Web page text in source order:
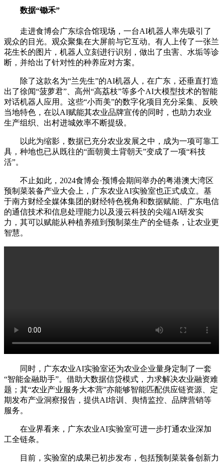
数据“锄禾”
走进食博会广东综合馆现场，一台AI机器人率先吸引了
观众的目光。观众聚集在大屏前与它互动。有人上传了一张兰
花生长的图片，机器人立刻进行识别，做出了虫害、水垢等诊
断，并给出了针对性的种养应对方案。
除了这款名为“兰先生”的AI机器人，在广东，还垂直打造
出了徐闻“菠萝君”、高州“高荔枝”等多个AI大模型技术的智能
对话机器人应用。这些“小而美”的数字化项目充分采集、反映
当地特色，在以AI赋能其农业品牌宣传的同时，也助力农业
生产组织、出村进城效率不断提级。
以此为缩影，数据已充分农业发展之中，成为一项可靠工
具，种地也已从既往的“面朝黄土背朝天”变成了一项“科技
活”。
不止如此，2024食博会·预博会期间举办的粤港澳大湾区
预制菜装备产业大会上，广东农业AI实验室也正式成立。基
于南方财经全媒体集团的财经特色视角和数据赋能、广东电信
的通信技术和信息处理能力以及漫云科技的尖端AI研发实
力，其可以赋能从种植养殖到预制菜生产的全链条，让农业更
智慧。
同时，广东农业AI实验室还为农业企业量身定制了一套
“智能金融助手”。借助大数据信贷模式，力求解决农业融资难
题；其“农业产业服务大本营”亦能够智能匹配供应链资源、定
期发布产业洞察报告，提供AI培训、舆情监控、品牌营销等
服务。
在业界看来，广东农业AI实验室可进一步打通农业深加
工全链条。
目前，实验室的成果已初步发布，包括预制菜装备创新力